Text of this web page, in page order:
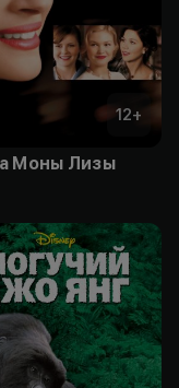
12+
Моны Лизы